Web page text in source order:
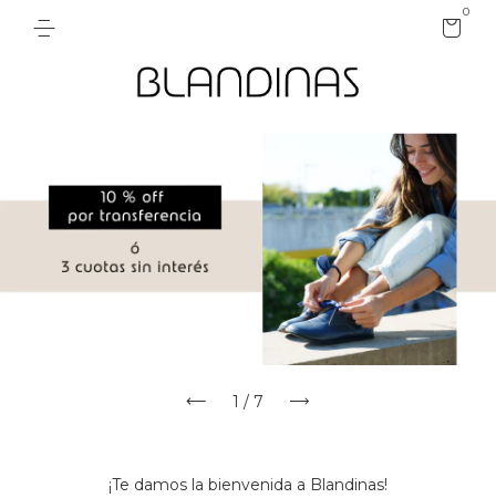
0
1 / 7
¡Te damos la bienvenida a Blandinas!